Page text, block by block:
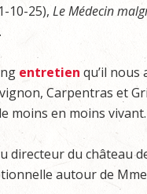
10-25), Le Médecin
entretien qu’il nous
Carpentras et
moins en moins
directeur du château
autour de